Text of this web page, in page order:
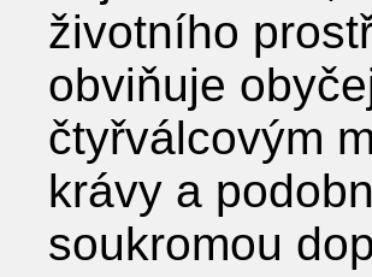
životního
obviňuje
čtyřválcovým
krávy a
soukromou